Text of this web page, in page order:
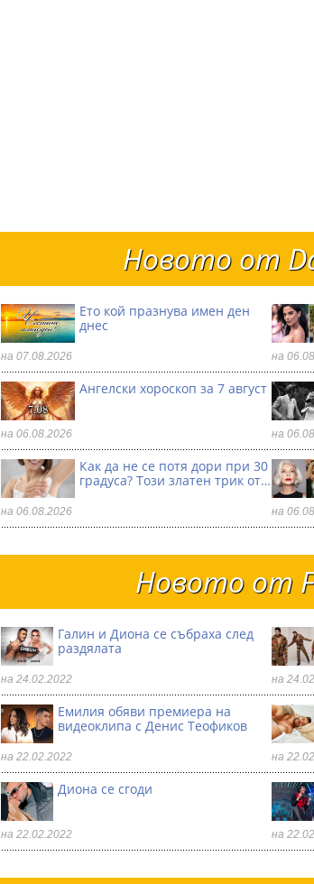
Новото от
Ето кой празнува имен ден
днес
на 07.08.2026 на
Ангелски хороскоп за 7 август
на 06.08.2026 на
Как да не се потя дори при 30
градуса? Този златен трик от…
на 06.08.2026 на
Новото от
Галин и Диона се събраха след
раздялата
на 24.02.2022 на
Емилия обяви премиера на
видеоклипа с Денис Теофиков
на 22.02.2022 на
Диона се сгоди
на 22.02.2022 на